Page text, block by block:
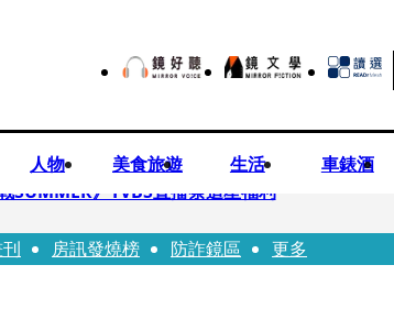
人物 美食旅遊 生活 車錶酒
》TVBS直播祭追星福利
基屋管2天就喊撤出！
房訊發燒榜 防詐鏡區 更多